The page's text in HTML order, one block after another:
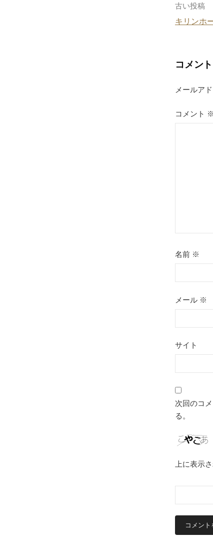
o
k
投
稿
ビ
ゲ
ー
古い投稿
キリンホ
コメン
メールア
コメント ※
名前 ※
メール ※
サイト
次回のコ
る。
上に表示